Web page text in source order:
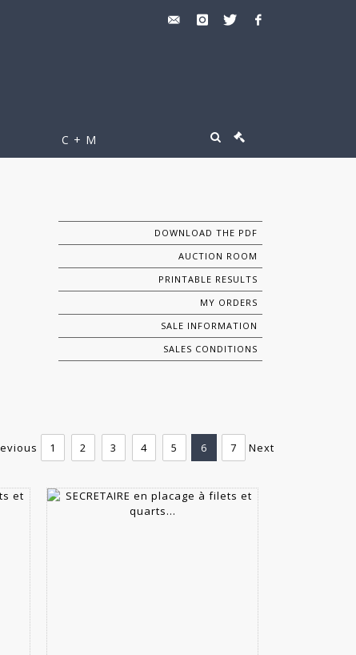
C + M
DOWNLOAD THE PDF
AUCTION ROOM
PRINTABLE RESULTS
MY ORDERS
SALE INFORMATION
SALES CONDITIONS
1 2 3 4 5 6 7 Next